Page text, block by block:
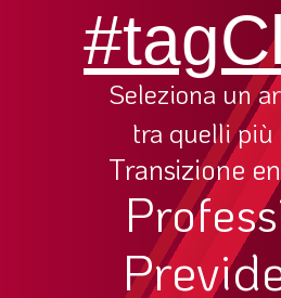
Seleziona un
tra quelli più
Transizione